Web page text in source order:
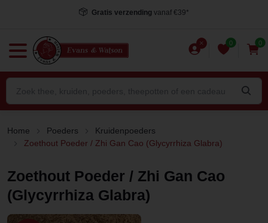
Voor 15.00 uur besteld, dezelfde dag verstuurd*
0 0
Home Poeders
Kruidenpoeders
Zoethout Poeder / Zhi Gan Cao (Glycyrrhiza Glabra)
Zoethout Poeder / Zhi Gan Cao
(Glycyrrhiza Glabra)